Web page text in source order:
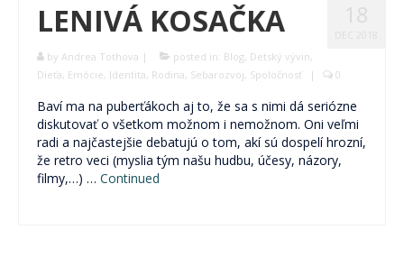
LENIVÁ KOSAČKA
by Andrea Tothova | posted in: Blog, Detský vývin,
Dieťa, Emócie, Identita, Rodina, Sebarozvoj, Spoločnosť | 0
Baví ma na puberťákoch aj to, že sa s nimi dá seriózne
diskutovať o všetkom možnom i nemožnom. Oni veľmi
radi a najčastejšie debatujú o tom, akí sú dospelí hrozní,
že retro veci (myslia tým našu hudbu, účesy, názory,
filmy,…) … Continued